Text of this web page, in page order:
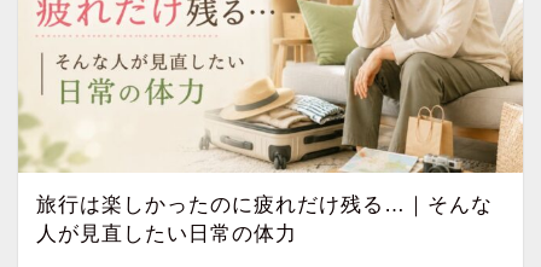
旅行は楽しかったのに疲れだけ残る…｜そんな
人が見直したい日常の体力